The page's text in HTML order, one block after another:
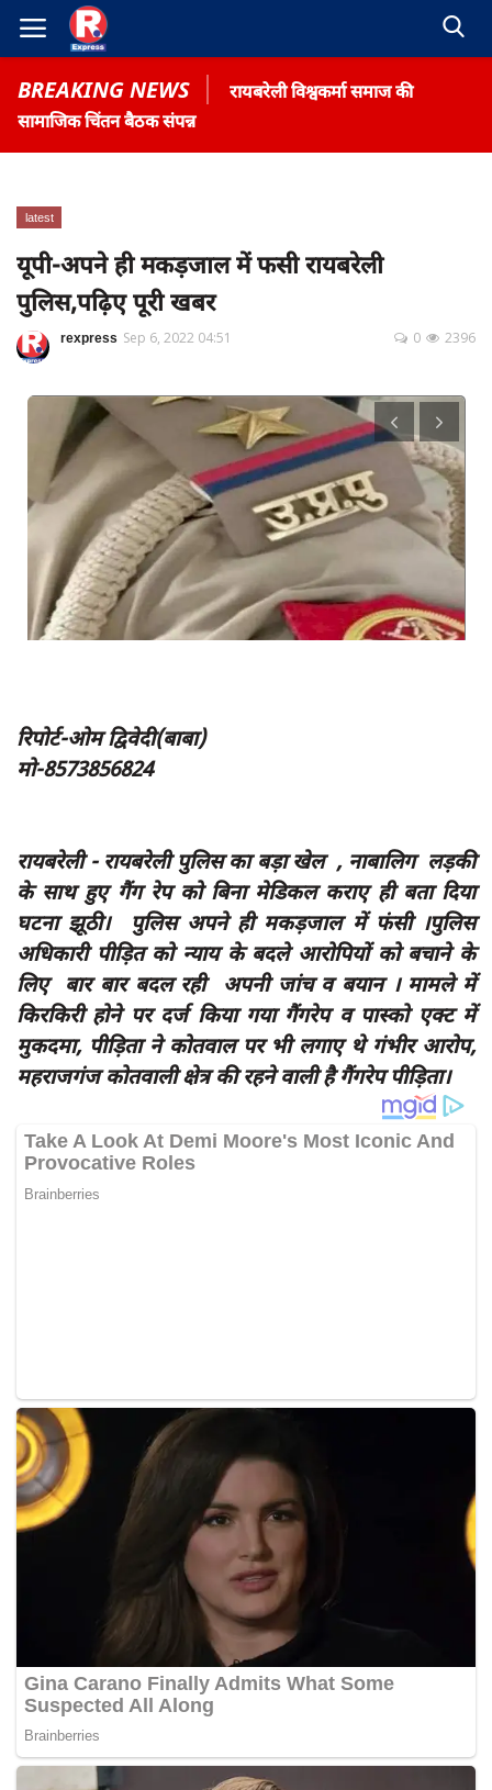
BREAKING NEWS
रायबरेली विश्वकर्मा समाज की
सामाजिक चिंतन बैठक संपन्न
Home
Contact
Gallery
Terms & Conditions
रोजगार समाचार
About US
Privacy Policy
App verify
समस्या
Covid-19
अपराध
स्वास्थ्य
खेल
latest
प्रशासनिक
दुर्घटना
editors-pick
other
Register
latest
यूपी-अपने ही मकड़जाल में फसी रायबरेली
पुलिस,पढ़िए पूरी खबर
rexpress Sep 6, 2022 04:51 2396
0
रिपोर्ट-ओम द्विवेदी(बाबा)
मो-8573856824
रायबरेली - रायबरेली पुलिस का बड़ा खेल , नाबालिग लड़की
के साथ हुए गैंग रेप को बिना मेडिकल कराए ही बता दिया
घटना झूठी। पुलिस अपने ही मकड़जाल में फंसी ।पुलिस
अधिकारी पीड़ित को न्याय के बदले आरोपियों को बचाने के
लिए बार बार बदल रही अपनी जांच व बयान । मामले में
किरकिरी होने पर दर्ज किया गया गैंगरेप व पास्को एक्ट में
मुकदमा, पीड़िता ने कोतवाल पर भी लगाए थे गंभीर आरोप,
महराजगंज कोतवाली क्षेत्र की रहने वाली है गैंगरेप पीड़िता।